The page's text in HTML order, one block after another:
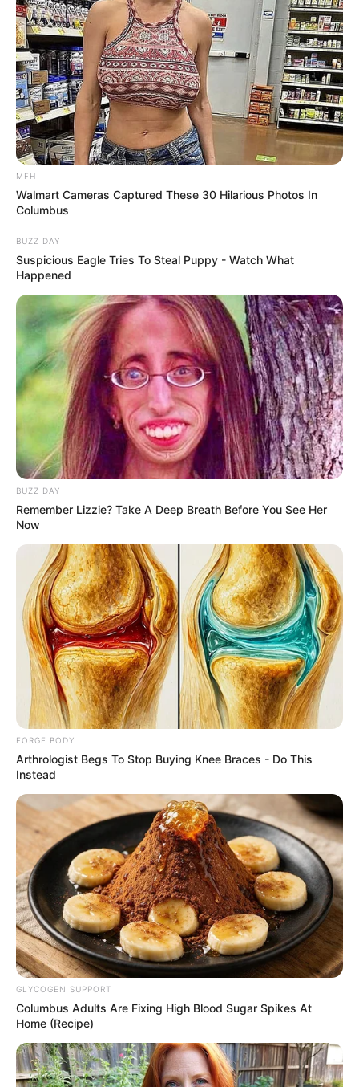
วันนี้เกิดอารมณ์เบื่อหน่าย วิตกกังวลกับเรื่องราวใน
ชีวิต ทำให้ไม่มีแรงผลักดันในการทำงาน ใครทำงาน
ส่วนตัวรู้สึกท้อ ธุรกิจเริ่มนิ่ง การเงินมีแต่รายจ่าย บาง
ท่านเงินเริ่มไม่พอใช้
คนวันเสาร์
ไพ่ประจำวันของท่าน คือ ไพ่ซ่อนเร้น
วันนี้เกณฑ์ชะตาโดดเด่นในงานสายเทา ท่านที่ชอบ
เสี่ยงโชค จะมีโชคเข้ามาแบบไม่คาดคิด ด้านการ
ทำงานค่อนข้างอึดอัดใจ รู้เห็นการกระทำที่ไม่ดีแต่พูด
ไม่ได้ งานราชการอาจเข้าไปเกี่ยวข้องกับการติดสินบน
ยามมงคลความสำเร็จ ทรัพย์ ลาภยศ
ก่อเกิด
เวลา 08.25-10.48 น. และ 13.13-15.36 น.
สิ่งศักดิ์สิทธิ์ประจำวัน
แนะนำสักการะขอพรพระเจ้าตากสิน หรือพระนเรศวร
การเสริมมงคลวันนี้
หากวันนี้ชีวิตติดขัดแนะนำทำบุญบริจาคข้าวสารคน
ยากไร้
MFH
Walmart Cameras Captured These 30 Hilarious Photos In
Columbus
BUZZ DAY
Suspicious Eagle Tries To Steal Puppy - Watch What
Happened
BUZZ DAY
Remember Lizzie? Take A Deep Breath Before You See Her
Now
FORGE BODY
Arthrologist Begs To Stop Buying Knee Braces - Do This
Instead
GLYCOGEN SUPPORT
Columbus Adults Are Fixing High Blood Sugar Spikes At
Home (Recipe)